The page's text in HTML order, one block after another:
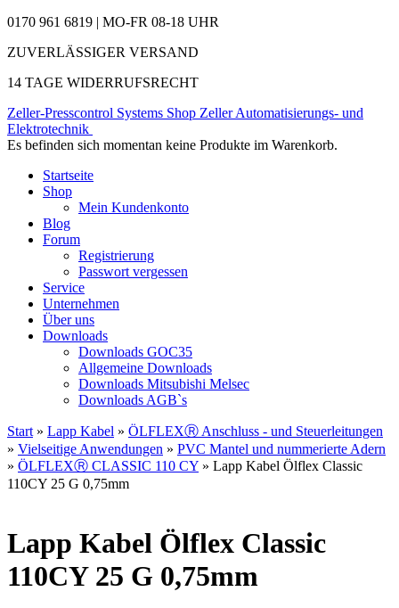
0170 961 6819 | MO-FR 08-18 UHR
ZUVERLÄSSIGER VERSAND
14 TAGE WIDERRUFSRECHT
Zeller-Presscontrol Systems Shop Zeller Automatisierungs- und
Elektrotechnik
Es befinden sich momentan keine Produkte im Warenkorb.
Startseite
Shop
Mein Kundenkonto
Blog
Forum
Registrierung
Passwort vergessen
Service
Unternehmen
Über uns
Downloads
Downloads GOC35
Allgemeine Downloads
Downloads Mitsubishi Melsec
Downloads AGB`s
Start » Lapp Kabel » ÖLFLEXⓇ Anschluss - und Steuerleitungen
» Vielseitige Anwendungen » PVC Mantel und nummerierte Adern
» ÖLFLEXⓇ CLASSIC 110 CY » Lapp Kabel Ölflex Classic
110CY 25 G 0,75mm
Lapp Kabel Ölflex Classic
110CY 25 G 0,75mm